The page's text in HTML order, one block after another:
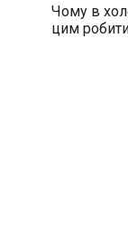
Чому в
цим